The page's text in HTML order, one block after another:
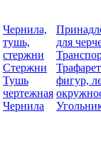
Чернила,
тушь,
стержни
Стержни
Тушь
чертежная
Чернила
для
фигур,